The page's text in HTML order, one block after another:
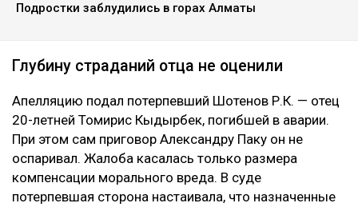
Подростки заблудились в горах Алматы
Глубину страданий отца не оценили
Апелляцию подал потерпевший Шотенов Р.К. — отец
20-летней Томирис Кыдырбек, погибшей в аварии.
При этом сам приговор Александру Паку он не
оспаривал. Жалоба касалась только размера
компенсации морального вреда. В суде
потерпевшая сторона настаивала, что назначенные